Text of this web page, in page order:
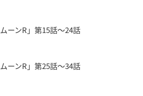
ーンR」第15話〜24話
ーンR」第25話〜34話